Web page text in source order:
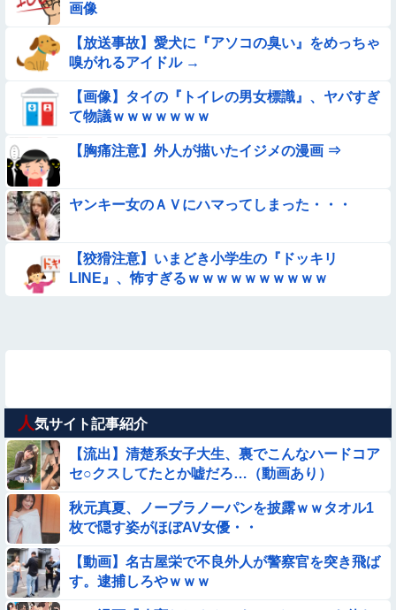
画像
【放送事故】愛犬に『アソコの臭い』をめっちゃ
嗅がれるアイドル →
【画像】タイの『トイレの男女標識』、ヤバすぎ
て物議ｗｗｗｗｗｗｗ
【胸痛注意】外人が描いたイジメの漫画 ⇒
ヤンキー女のＡＶにハマってしまった・・・
【狡猾注意】いまどき小学生の『ドッキリ
LINE』、怖すぎるｗｗｗｗｗｗｗｗｗｗ
人気サイト記事紹介
【流出】清楚系女子大生、裏でこんなハードコア
セ○クスしてたとか嘘だろ…（動画あり）
秋元真夏、ノーブラノーパンを披露ｗｗタオル1
枚で隠す姿がほぼAV女優・・
【動画】名古屋栄で不良外人が警察官を突き飛ば
す。逮捕しろやｗｗｗ